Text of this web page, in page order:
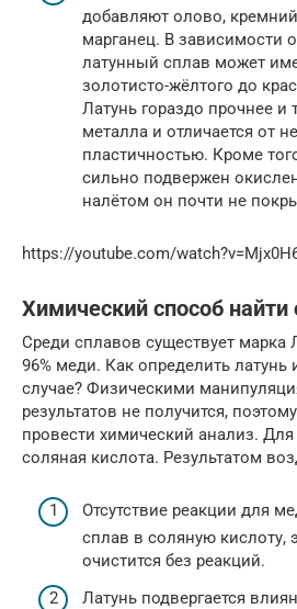
добавляют олово,
марганец. В зависимости
латунный сплав может
золотисто-жёлтого до
Латунь гораздо прочнее и
металла и отличается от
пластичностью. Кроме
сильно подвержен
налётом он почти не
https://youtube.com/
Химический способ найти
Среди сплавов существует марка
96% меди. Как определить
случае? Физическими
результатов не получится,
провести химический анализ. Для
соляная кислота. Результатом
Отсутствие реакции для
сплав в соляную кислоту,
очистится без реакций.
Латунь подвергается